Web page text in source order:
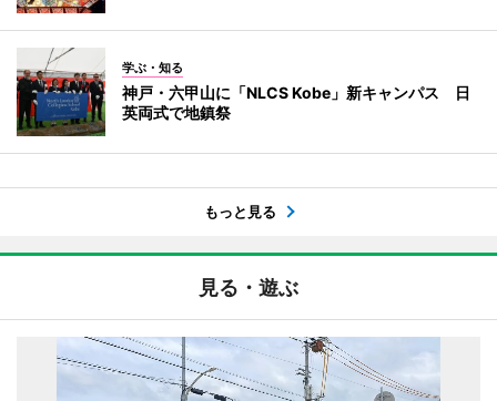
学ぶ・知る
神戸・六甲山に「NLCS Kobe」新キャンパス 日
英両式で地鎮祭
もっと見る
見る・遊ぶ